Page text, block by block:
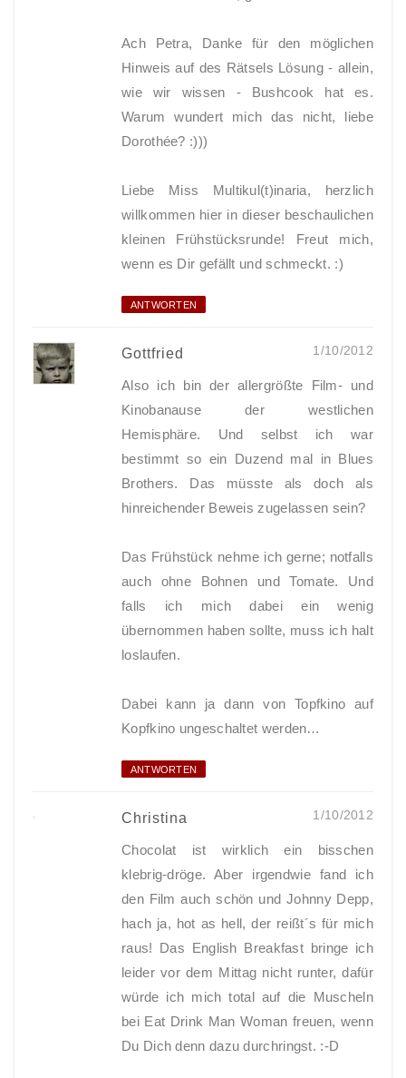
Ach Petra, Danke für den möglichen
Hinweis auf des Rätsels Lösung - allein,
wie wir wissen - Bushcook hat es.
Warum wundert mich das nicht, liebe
Dorothée? :)))
Liebe Miss Multikul(t)inaria, herzlich
willkommen hier in dieser beschaulichen
kleinen Frühstücksrunde! Freut mich,
wenn es Dir gefällt und schmeckt. :)
ANTWORTEN
Gottfried 1/10/2012
Also ich bin der allergrößte Film- und
Kinobanause der westlichen
Hemisphäre. Und selbst ich war
bestimmt so ein Duzend mal in Blues
Brothers. Das müsste als doch als
hinreichender Beweis zugelassen sein?
Das Frühstück nehme ich gerne; notfalls
auch ohne Bohnen und Tomate. Und
falls ich mich dabei ein wenig
übernommen haben sollte, muss ich halt
loslaufen.
Dabei kann ja dann von Topfkino auf
Kopfkino ungeschaltet werden…
ANTWORTEN
Christina 1/10/2012
Chocolat ist wirklich ein bisschen
klebrig-dröge. Aber irgendwie fand ich
den Film auch schön und Johnny Depp,
hach ja, hot as hell, der reißt´s für mich
raus! Das English Breakfast bringe ich
leider vor dem Mittag nicht runter, dafür
würde ich mich total auf die Muscheln
bei Eat Drink Man Woman freuen, wenn
Du Dich denn dazu durchringst. :-D